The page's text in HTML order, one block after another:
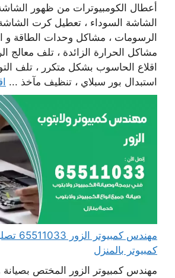
أعطال الكومبيوترات من ظهور
الشاشة السوداء ، تعطيل كرت
الرسومات ، مشاكل وحدات الطاقة و
مشاكل الحرارة الزائدة ، تلف معالج
اقلاع الحاسوب بشكل متكرر ، تلف
استبدال بور سبلاي ، تنظيف مآخذ ...
مهندس
كمبيوتر بالمنزل
مهندس كمبيوتر الزور المختص